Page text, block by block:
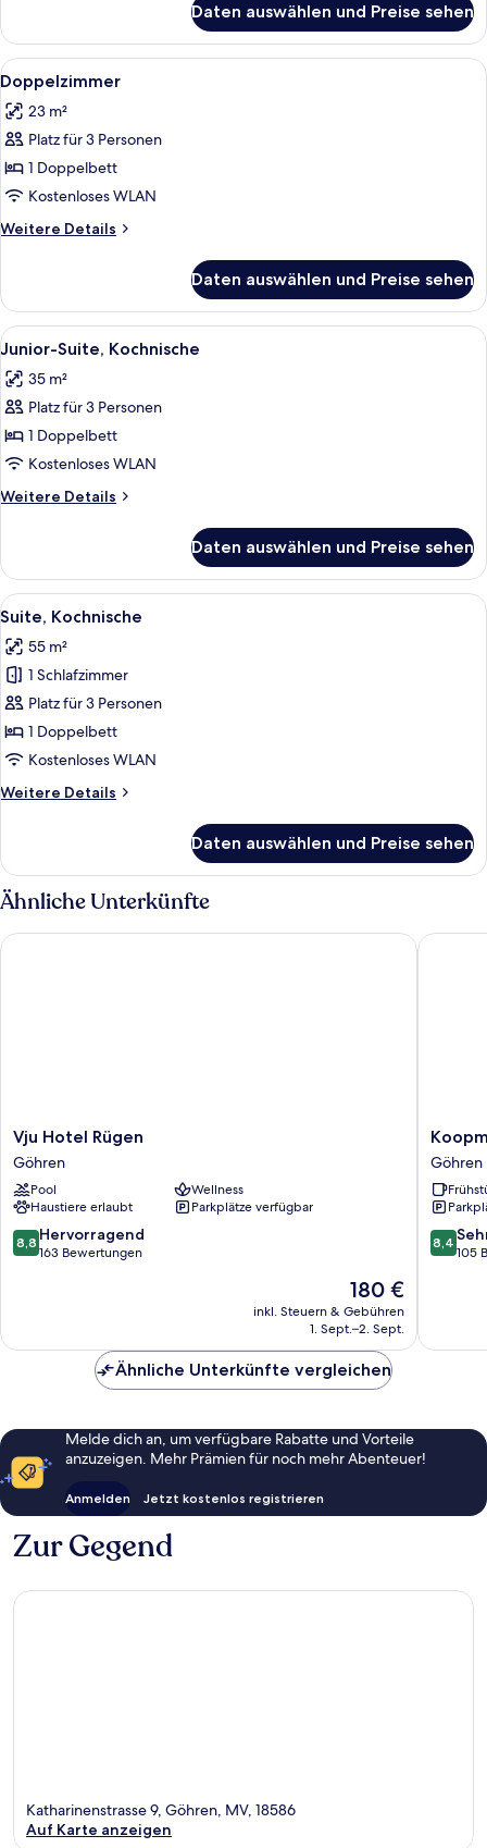
Daten auswählen und Preise sehen
Alle
Fotos
für
Doppelzimmer
anzeigen
Ein Hotelzimmer mit Doppelbett,
1
Doppelzimmer
23 m²
Platz für 3 Personen
1 Doppelbett
Kostenloses WLAN
Weitere Details
Weitere
Daten auswählen und Preise sehen
Alle
Fotos
für
Junior-
Suite,
Kochnische
anzeigen
Ein Hotelzimmer mit Bett,
3
Junior-Suite, Kochnische
35 m²
Platz für 3 Personen
1 Doppelbett
Kostenloses WLAN
Weitere Details
Weitere
Suite,
Kochnische
Daten auswählen und Preise sehen
Alle
Fotos
für
Suite,
Kochnische
anzeigen
Ein Essbereich mit Tisch für vier
3
Suite, Kochnische
55 m²
1 Schlafzimmer
Platz für 3 Personen
1 Doppelbett
Kostenloses WLAN
Weitere Details
Weitere
Kochnische
Daten auswählen und Preise sehen
Ähnliche Unterkünfte
Vju
Hotel
Rügen
Göhren
Vju Hotel Rügen
Göhren
Pool
Wellness
Haustiere erlaubt
Parkplätze verfügbar
8.8
von
8,8 Hervorragend
163 Bewertungen
Der
Preis
beträgt
180 €
inkl. Steuern & Gebühren
1. Sept.–2. Sept.
Vju Hotel Rügen
Hotel
und
Lädchen
Göhren
Göhren
8.4
von
8,4
105
Ähnliche Unterkünfte vergleichen
Melde dich an, um verfügbare Rabatte und Vorteile
anzuzeigen. Mehr Prämien für noch mehr Abenteuer!
Anmelden Jetzt kostenlos registrieren
Zur Gegend
Katharinenstrasse 9, Göhren, MV, 18586
Auf Karte anzeigen